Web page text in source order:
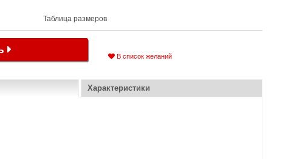
Таблица размеров
В список желаний
Характеристики